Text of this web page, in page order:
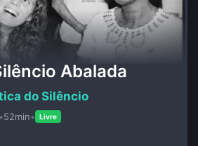
Abalada
do Silêncio
•52min• Livre